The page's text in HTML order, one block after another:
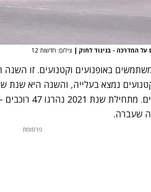
על המדרכה - בניגוד לחוק | צילום: חדשות 12
באופנועים וקטנועים. זו
נמצא בעלייה, והשנה היא שנת
שעברה.
פרסומת